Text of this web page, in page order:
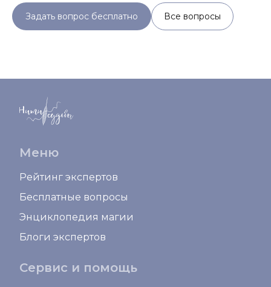
Задать вопрос бесплатно Все вопросы
Меню
Рейтинг экспертов
Бесплатные вопросы
Энциклопедия магии
Блоги экспертов
Сервис и помощь